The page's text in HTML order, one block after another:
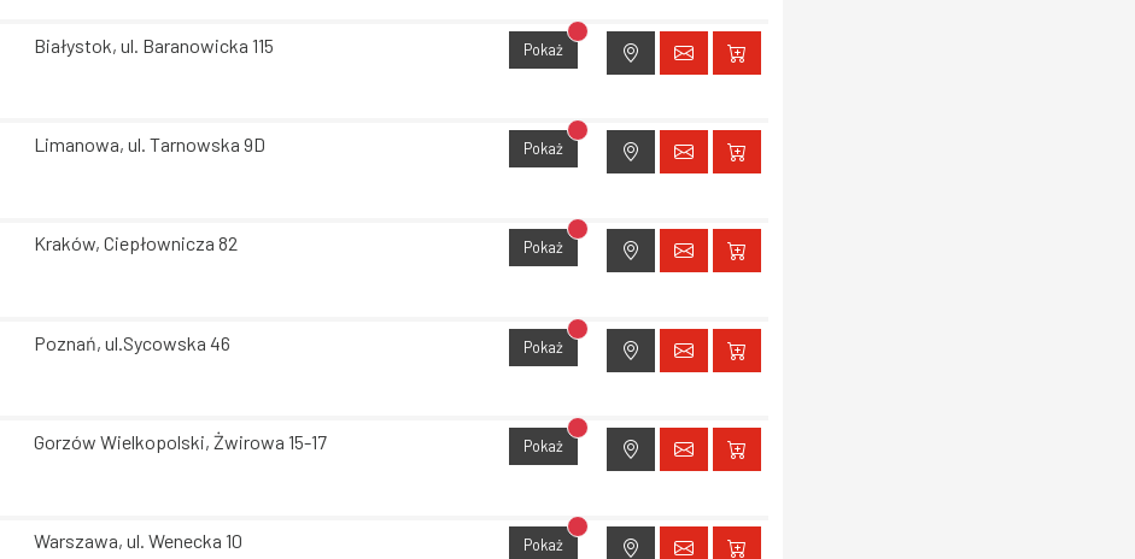
Białystok, ul. Baranowicka 115 Pokaż Brak dostępu do lokalizacji
Limanowa, ul. Tarnowska 9D Pokaż Brak dostępu do lokalizacji
Kraków, Ciepłownicza 82 Pokaż Brak dostępu do lokalizacji
Poznań, ul.Sycowska 46 Pokaż Brak dostępu do lokalizacji
Gorzów Wielkopolski, Żwirowa 15-17 Pokaż Brak dostępu do lokalizacji
Warszawa, ul. Wenecka 10 Pokaż Brak dostępu do lokalizacji